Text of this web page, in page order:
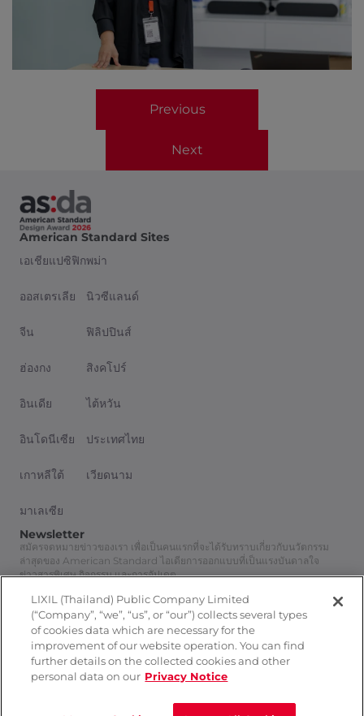
Previous
Next
American Standard Sites
เอเชียแปซิฟิก
ออสเตรเลีย
จีน
ฮ่องกง
อินเดีย
อินโดนีเซีย
เกาหลีใต้
มาเลเซีย
พม่า
นิวซีแลนด์
ฟิลิปปินส์
สิงคโปร์
ไต้หวัน
ประเทศไทย
เวียดนาม
Newsletter
สมัครจดหมายข่าวของเรา เพื่อเป็นคนแรกที่จะได้รับทราบเกี่ยวกับนวัตกรรม
ล่าสุดของ American Standard ไอเดียการออกแบบที่เป็นแรงบันดาลใจ
ข่าวสารพิเศษ กิจกรรม และการอัปเดต
สมัครสมาชิก
Follow Us
นโยบายความเป็นส่วนตัว ติดต่อเรา
LIXIL (Thailand) Public Company Limited
(“Company”, “we”, “us”, or “our”) collects several types
of cookies data which are necessary for the
improvement of our website operation. You can find
further details on the collected cookies and other
personal data on our Privacy Notice